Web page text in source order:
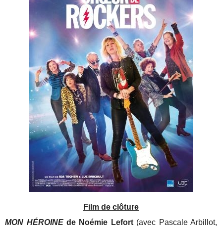
Film de clôture
MON HÉROINEde Noémie Lefort (avec Pascale Arbillot,